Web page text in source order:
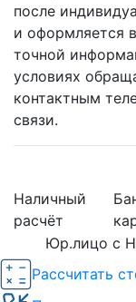
после
и оформляется
точной
условиях
контактным
связи.
Наличный
расчёт
Юр.лицо с
Рассчитать